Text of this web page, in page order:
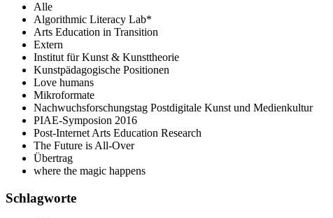
Alle
Algorithmic Literacy Lab*
Arts Education in Transition
Extern
Institut für Kunst & Kunsttheorie
Kunstpädagogische Positionen
Love humans
Mikroformate
Nachwuchsforschungstag Postdigitale Kunst und Medienkultur
PIAE-Symposion 2016
Post-Internet Arts Education Research
The Future is All-Over
Übertrag
where the magic happens
Schlagworte